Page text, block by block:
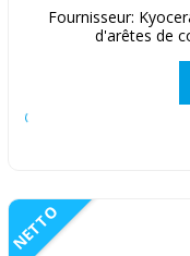
Fournisseur:
d'arêtes de
NETTO